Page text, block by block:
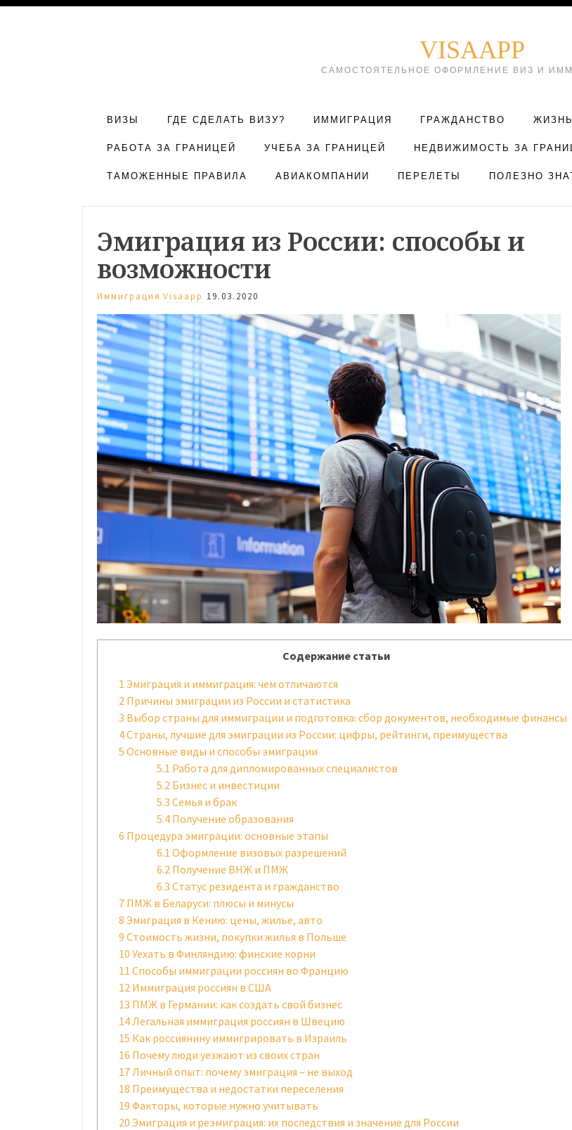
VISAAPP
САМОСТОЯТЕЛЬНОЕ ОФОРМЛЕНИЕ ВИЗ И
ВИЗЫ ГДЕ СДЕЛАТЬ ВИЗУ? ИММИГРАЦИЯ ГРАЖДАНСТВО
РАБОТА ЗА ГРАНИЦЕЙ УЧЕБА ЗА ГРАНИЦЕЙ НЕДВИЖИМОСТЬ ЗА
ТАМОЖЕННЫЕ ПРАВИЛА АВИАКОМПАНИИ ПЕРЕЛЕТЫ ПОЛЕЗНО
Эмиграция из России: способы и
возможности
Иммиграция Visaapp 19.03.2020
Содержание статьи
1 Эмиграция и иммиграция: чем отличаются
2 Причины эмиграции из России и статистика
3 Выбор страны для иммиграции и подготовка: сбор документов, необходимые финансы
4Страны, лучшие для эмиграции из России: цифры, рейтинги, преимущества
5 Основные виды и способы эмиграции
5.1 Работа для дипломированных специалистов
5.2 Бизнес и инвестиции
5.3 Семья и брак
5.4 Получение образования
6 Процедура эмиграции: основные этапы
6.1 Оформление визовых разрешений
6.2 Получение ВНЖ и ПМЖ
6.3 Статус резидента и гражданство
7 ПМЖ в Беларуси: плюсы и минусы
8 Эмиграция в Кению: цены, жилье, авто
9 Стоимость жизни, покупки жилья в Польше
10 Уехать в Финляндию: финские корни
11 Способы иммиграции россиян во Францию
12 Иммиграция россиян в США
13 ПМЖ в Германии: как создать свой бизнес
14 Легальная иммиграция россиян в Швецию
15 Как россиянину иммигрировать в Израиль
16 Почему люди уезжают из своих стран
17 Личный опыт: почему эмиграция – не выход
18 Преимущества и недостатки переселения
19 Факторы, которые нужно учитывать
20 Эмиграция и реэмиграция: их последствия и значение для России